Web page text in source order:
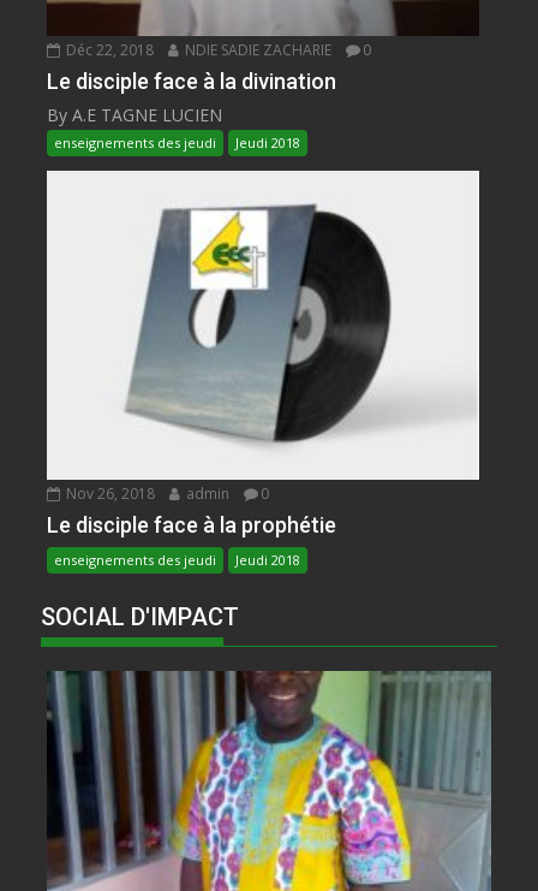
Déc 22, 2018 NDIE SADIE ZACHARIE 0
Le disciple face à la divination
By A.E TAGNE LUCIEN
enseignements des jeudi Jeudi 2018
Nov 26, 2018 admin 0
Le disciple face à la prophétie
enseignements des jeudi Jeudi 2018
SOCIAL D'IMPACT